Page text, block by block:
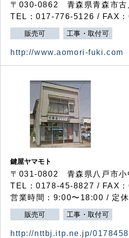
〒030-0862 青森県青森市古
TEL：017-776-5126 / FAX
販売可 工事・取付可
http://www.aomori-fuki.com
鍵屋ヤマモト
〒031-0802 青森県八戸市小
TEL：0178-45-8827 / FAX
営業時間：9:00〜18:00 / 定休
販売可 工事・取付可
http://nttbj.itp.ne.jp/